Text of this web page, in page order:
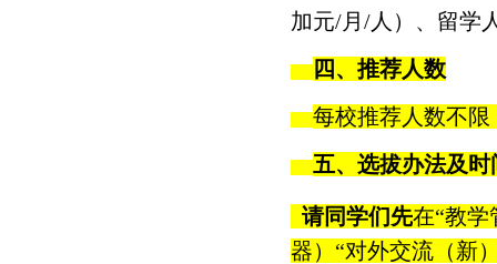
加元/月 /人）、留学
四、推荐人数
每校推荐人数不
五、选拔办法及时
请同学们先在“教学
器） “对外交流（新